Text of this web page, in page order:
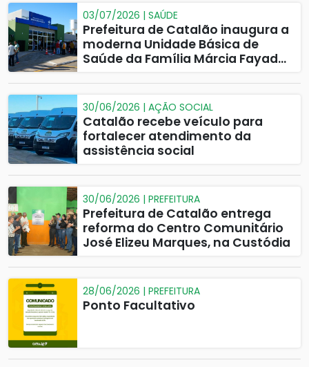
03/07/2026 | SAÚDE
Prefeitura de Catalão inaugura a
moderna Unidade Básica de
Saúde da Família Márcia Fayad
30/06/2026 | AÇÃO SOCIAL
Catalão recebe veículo para
fortalecer atendimento da
assistência social
30/06/2026 | PREFEITURA
Prefeitura de Catalão entrega
reforma do Centro Comunitário
José Elizeu Marques, na Custódia
28/06/2026 | PREFEITURA
Ponto Facultativo